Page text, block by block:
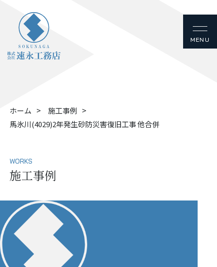
ホーム
施工事例
馬氷川(4029)2年発生砂防災害復旧工事 他合併
WORKS
施工事例